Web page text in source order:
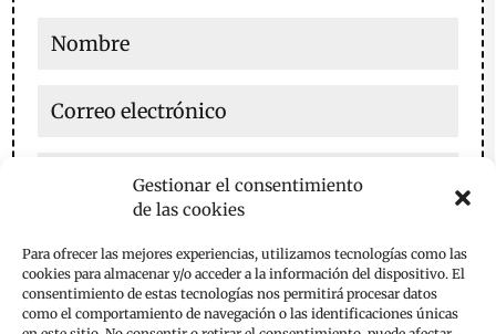
Gestionar el consentimiento
de las cookies
Para ofrecer las mejores experiencias, utilizamos tecnologías como las
cookies para almacenar y/o acceder a la información del dispositivo. El
consentimiento de estas tecnologías nos permitirá procesar datos
como el comportamiento de navegación o las identificaciones únicas
navegador para la próxima vez que comente.
Enviar comentario